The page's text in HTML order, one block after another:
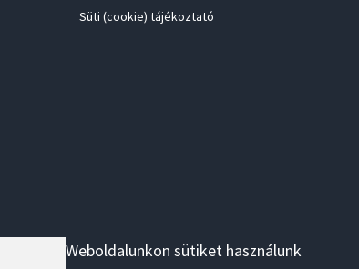
Süti (cookie) tájékoztató
Weboldalunkon sütiket használunk